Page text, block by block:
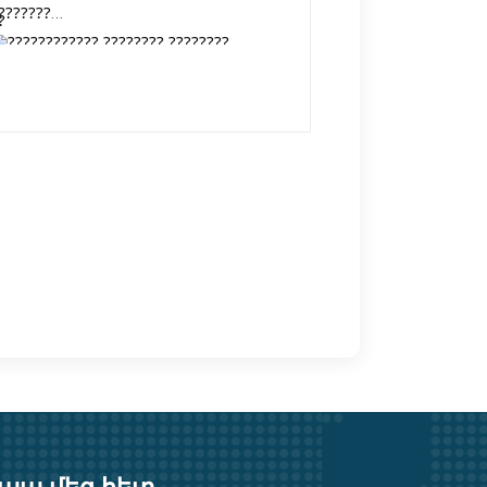
???????????? ???????? ????????